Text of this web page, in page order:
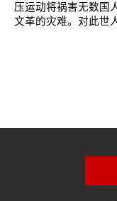
压运动将祸害无数国
文革的灾难。对此世